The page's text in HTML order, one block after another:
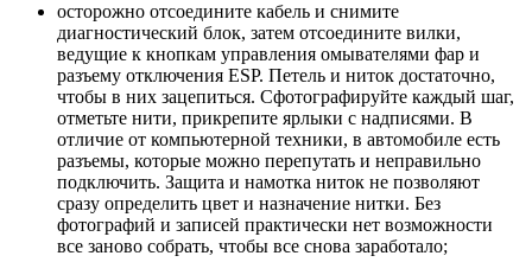
осторожно отсоедините кабель и снимите
диагностический блок, затем отсоедините вилки,
ведущие к кнопкам управления омывателями фар и
разъему отключения ESP. Петель и ниток достаточно,
чтобы в них зацепиться. Сфотографируйте каждый шаг,
отметьте нити, прикрепите ярлыки с надписями. В
отличие от компьютерной техники, в автомобиле есть
разъемы, которые можно перепутать и неправильно
подключить. Защита и намотка ниток не позволяют
сразу определить цвет и назначение нитки. Без
фотографий и записей практически нет возможности
все заново собрать, чтобы все снова заработало;